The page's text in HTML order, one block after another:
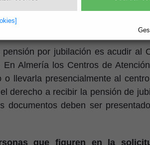
por jubilación es acudir al
Almería los Centros de
o llevarla presencialmente al
derecho a recibir la pensión de
documentos deben ser
que figuren en la